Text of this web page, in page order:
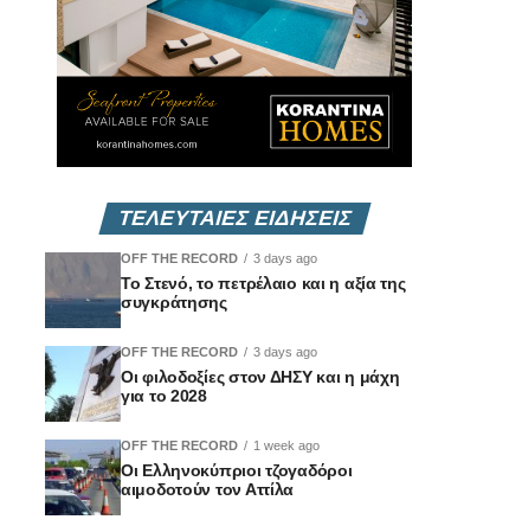
ΤΕΛΕΥΤΑΙΕΣ ΕΙΔΗΣΕΙΣ
OFF THE RECORD 3 days ago
Το Στενό, το πετρέλαιο και η αξία της
συγκράτησης
OFF THE RECORD 3 days ago
Οι φιλοδοξίες στον ΔΗΣΥ και η μάχη
για το 2028
OFF THE RECORD 1 week ago
Οι Ελληνοκύπριοι τζογαδόροι
αιμοδοτούν τον Αττίλα